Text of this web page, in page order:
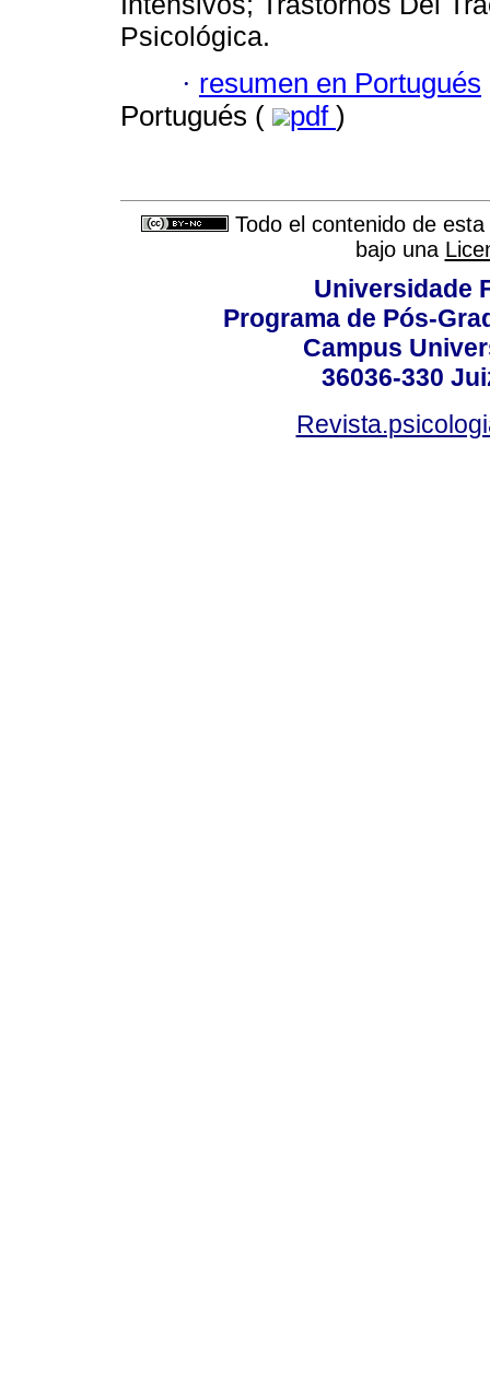
Psicológica.
· resumen en Portugués
Portugués (
pdf )
Todo el contenido de
bajo una
Universidade
Programa de Pós-
Campus
36036-330